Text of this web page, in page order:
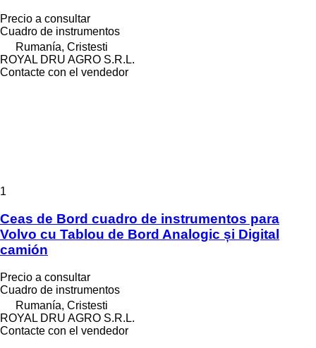
Precio a consultar
Cuadro de instrumentos
Rumanía, Cristesti
ROYAL DRU AGRO S.R.L.
Contacte con el vendedor
1
Ceas de Bord cuadro de instrumentos para
Volvo cu Tablou de Bord Analogic și Digital
camión
Precio a consultar
Cuadro de instrumentos
Rumanía, Cristesti
ROYAL DRU AGRO S.R.L.
Contacte con el vendedor